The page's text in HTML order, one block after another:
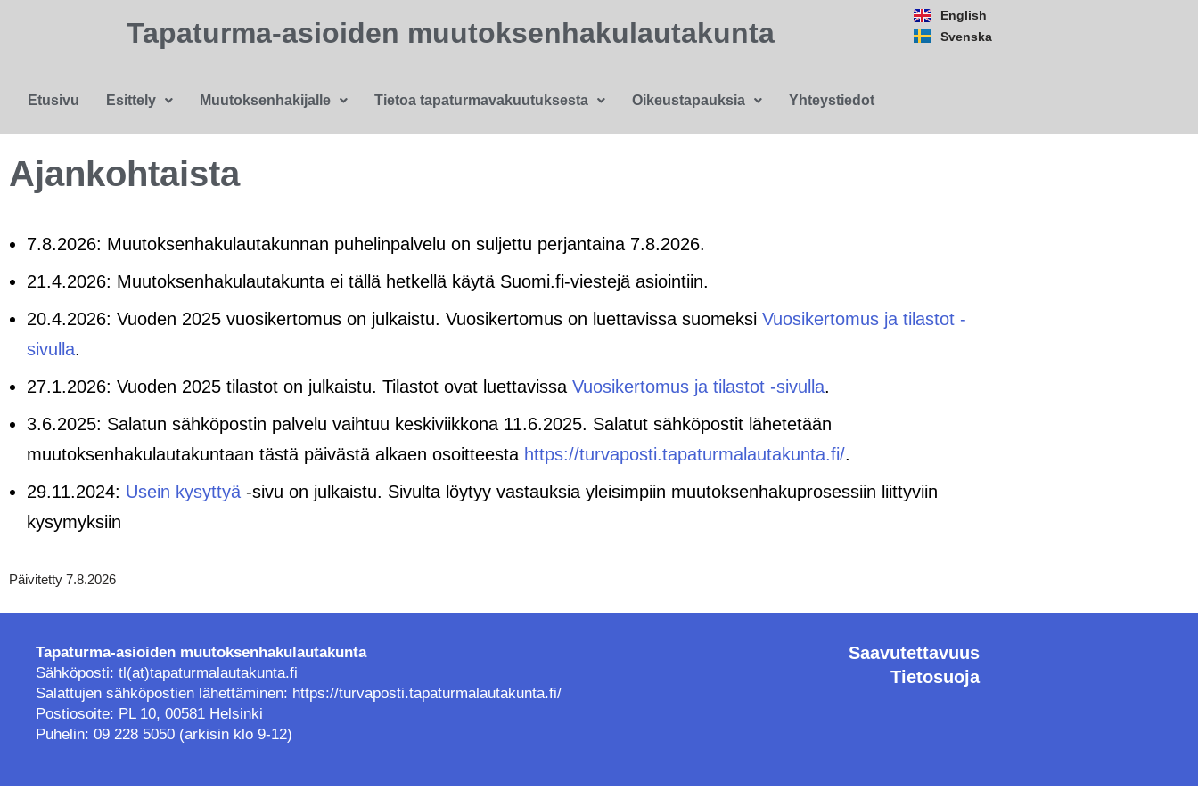
Tapaturma-asioiden muutoksenhakulautakunta
Etusivu Esittely Muutoksenhakijalle Tietoa tapaturmavakuutuksesta Oikeustapauksia Yhteystiedot
English
Svenska
Ajankohtaista
7.8.2026: Muutoksenhakulautakunnan puhelinpalvelu on suljettu perjantaina 7.8.2026.
21.4.2026: Muutoksenhakulautakunta ei tällä hetkellä käytä Suomi.fi-viestejä asiointiin.
20.4.2026: Vuoden 2025 vuosikertomus on julkaistu. Vuosikertomus on luettavissa suomeksi Vuosikertomus ja tilastot -
sivulla.
27.1.2026: Vuoden 2025 tilastot on julkaistu. Tilastot ovat luettavissa Vuosikertomus ja tilastot -sivulla.
3.6.2025: Salatun sähköpostin palvelu vaihtuu keskiviikkona 11.6.2025. Salatut sähköpostit lähetetään
muutoksenhakulautakuntaan tästä päivästä alkaen osoitteesta https://turvaposti.tapaturmalautakunta.fi/.
29.11.2024: Usein kysyttyä -sivu on julkaistu. Sivulta löytyy vastauksia yleisimpiin muutoksenhakuprosessiin liittyviin
kysymyksiin
Päivitetty 7.8.2026
Tapaturma-asioiden muutoksenhakulautakunta
Sähköposti: tl(at)tapaturmalautakunta.fi
Salattujen sähköpostien lähettäminen: https://turvaposti.tapaturmalautakunta.fi/
Postiosoite: PL 10, 00581 Helsinki
Puhelin: 09 228 5050 (arkisin klo 9-12)
Saavutettavuus
Tietosuoja